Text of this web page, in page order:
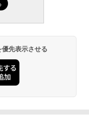
先表示させる